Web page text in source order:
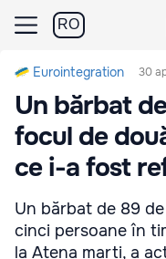
RO
Eurointegration 30
Un bărbat
focul de
ce i-a fost
Un bărbat de 89
cinci persoane în
la Atena marți, a